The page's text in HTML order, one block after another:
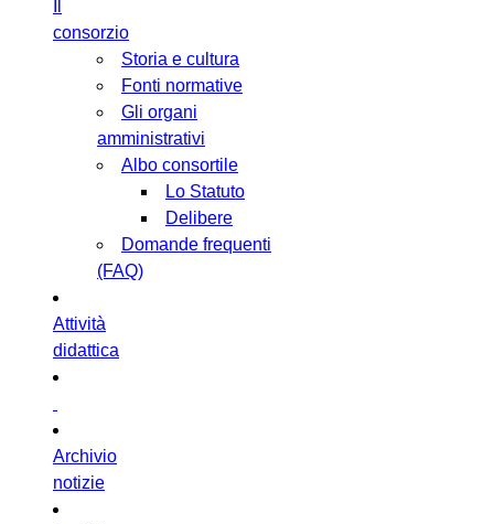
consorzio
Storia e cultura
Fonti normative
Gli organi
amministrativi
Albo consortile
Lo Statuto
Delibere
Domande frequenti
(FAQ)
Attività
didattica
Archivio
notizie